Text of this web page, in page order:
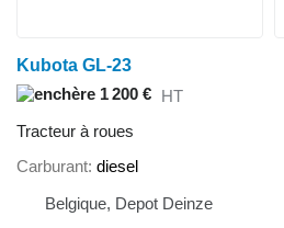
Kubota GL-23
1 200 € HT
Tracteur à roues
Carburant diesel
Belgique, Depot Deinze